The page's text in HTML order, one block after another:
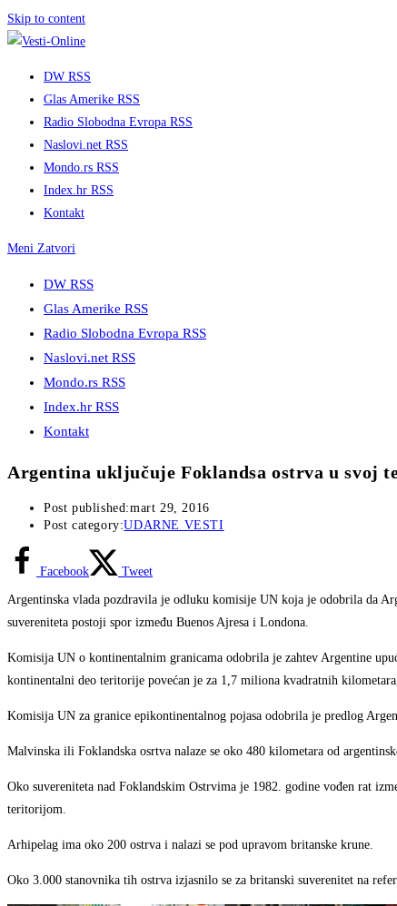
Skip to content
DW RSS
Glas Amerike RSS
Radio Slobodna Evropa RSS
Naslovi.net RSS
Mondo.rs RSS
Index.hr RSS
Kontakt
Meni Zatvori
DW RSS
Glas Amerike RSS
Radio Slobodna Evropa RSS
Naslovi.net RSS
Mondo.rs RSS
Index.hr RSS
Kontakt
Argentina uključuje Foklandsa ostrva u svoj
Post published:mart 29, 2016
Post category:UDARNE VESTI
Facebook Tweet
Argentinska vlada pozdravila je odluku komisije UN koja je odobrila da
suvereniteta postoji spor između Buenos Ajresa i Londona.
Komisija UN o kontinentalnim granicama odobrila je zahtev Argentine
kontinentalni deo teritorije povećan je za 1,7 miliona kvadratnih
Komisija UN za granice epikontinentalnog pojasa odobrila je predlog
Malvinska ili Foklandska osrtva nalaze se oko 480 kilometara od
Oko suvereniteta nad Foklandskim Ostrvima je 1982. godine vođen rat
teritorijom.
Arhipelag ima oko 200 ostrva i nalazi se pod upravom britanske krune.
Oko 3.000 stanovnika tih ostrva izjasnilo se za britanski suverenitet na